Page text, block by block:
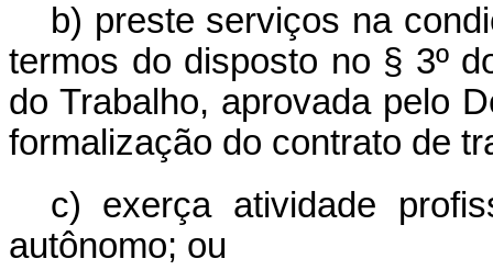
b) preste serviços na
termos do disposto no § 3º
do Trabalho, aprovada pelo
formalização do contrato de
c) exerça atividade
autônomo; ou